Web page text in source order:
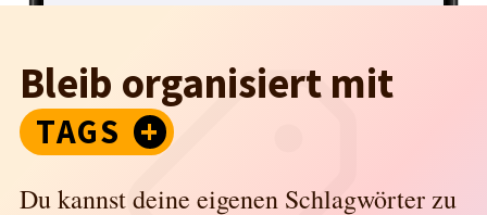
Bleib organisiert mit
TAGS
Du kannst deine eigenen Schlagwörter zu